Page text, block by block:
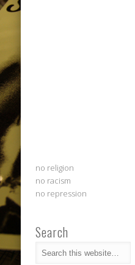
no religion
no racism
no repression
Search